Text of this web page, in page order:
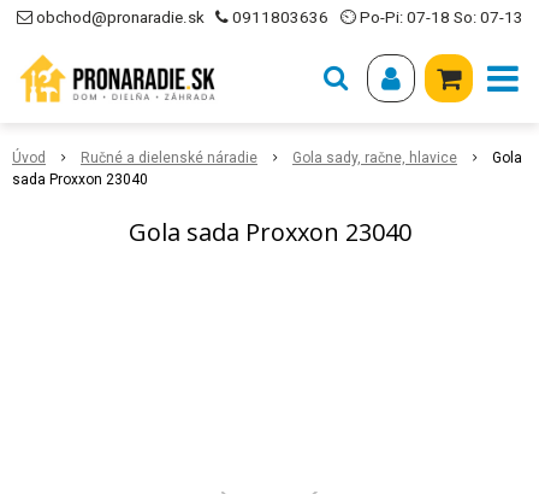
obchod@pronaradie.sk 0911803636 ⏲ Po-Pi: 07-18 So: 07-13
Úvod Ručné a dielenské náradie Gola sady, račne, hlavice
Gola
sada Proxxon 23040
Gola sada Proxxon 23040